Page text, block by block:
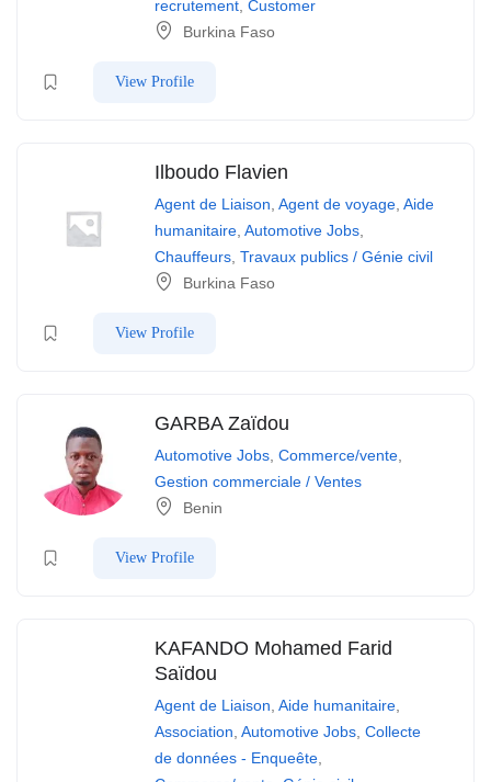
recrutement, Customer
Burkina Faso
View Profile
Ilboudo Flavien
Agent de Liaison, Agent de voyage, Aide
humanitaire, Automotive Jobs,
Chauffeurs, Travaux publics / Génie civil
Burkina Faso
View Profile
GARBA Zaïdou
Automotive Jobs, Commerce/vente,
Gestion commerciale / Ventes
Benin
View Profile
KAFANDO Mohamed Farid
Saïdou
Agent de Liaison, Aide humanitaire,
Association, Automotive Jobs, Collecte
de données - Enqueête,